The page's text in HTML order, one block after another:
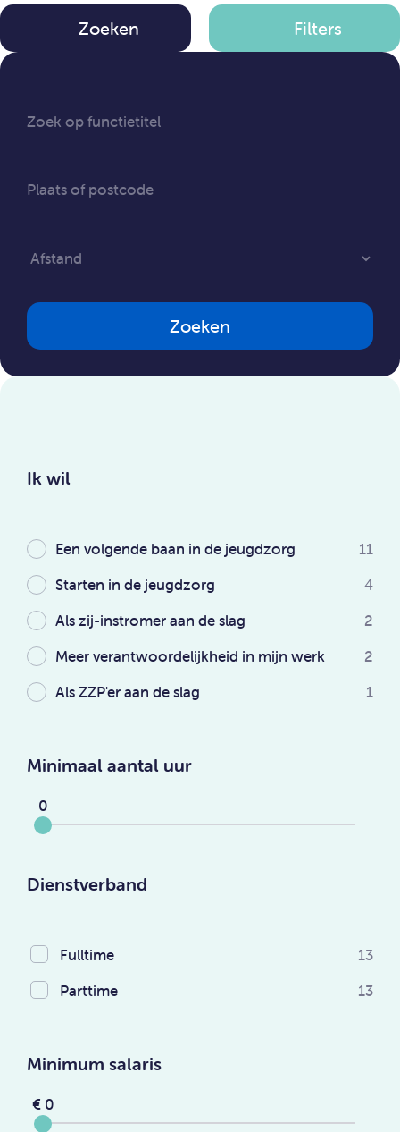
Zoeken Filters
Zoeken
Ik wil
Een volgende baan in de jeugdzorg
11
Starten in de jeugdzorg
4
Als zij-instromer aan de slag
2
Meer verantwoordelijkheid in mijn werk
2
Als ZZP'er aan de slag
1
Minimaal aantal uur
0
Dienstverband
Fulltime
13
Parttime
13
Minimum salaris
€ 0